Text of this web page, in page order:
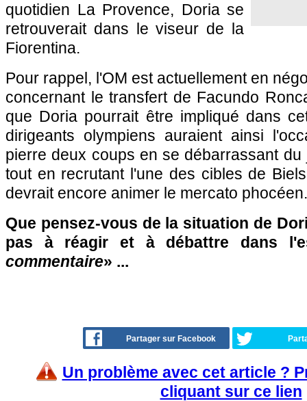
quotidien La Provence, Doria se
retrouverait dans le viseur de la
Fiorentina.
Pour rappel, l'OM est actuellement en
concernant le transfert de Facundo
que Doria pourrait être impliqué dans
dirigeants olympiens auraient ainsi
pierre deux coups en se débarrassant
tout en recrutant l'une des cibles de
devrait encore animer le mercato
Que pensez-vous de la situation de
pas à réagir et à débattre dans
commentaire» ...
Partager sur Facebook
Un problème avec cet article ?
cliquant sur ce lien